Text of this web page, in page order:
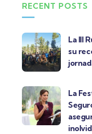
RECENT POSTS
La III
su
La